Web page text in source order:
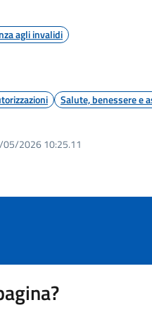
agli invalidi
Salute, benessere e
05/2026 10:25.11